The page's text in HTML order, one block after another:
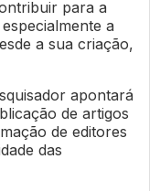
para a
a
a sua criação,
apontará
de artigos
de editores
das